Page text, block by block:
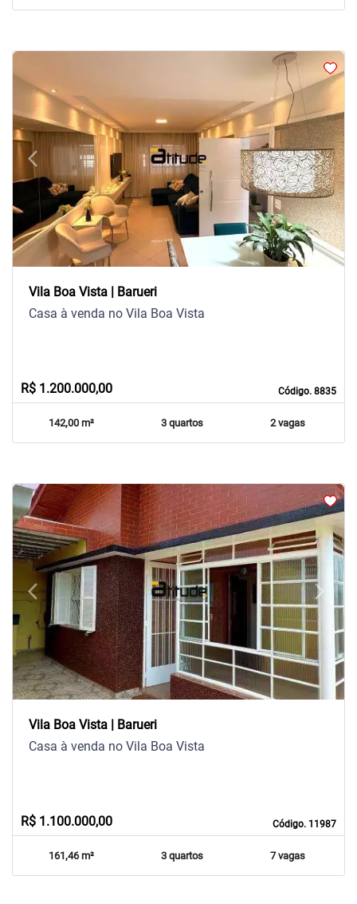
arrow_back_iosPrevious arrow_forward_iosNext
Vila Boa Vista | Barueri
Código. 8835
Casa à venda no Vila Boa Vista
R$ 1.200.000,00
142,00 m² 3 quartos 2 vagas
arrow_back_iosPrevious arrow_forward_iosNext
Vila Boa Vista | Barueri
Código. 11987
Casa à venda no Vila Boa Vista
R$ 1.100.000,00
161,46 m² 3 quartos 7 vagas